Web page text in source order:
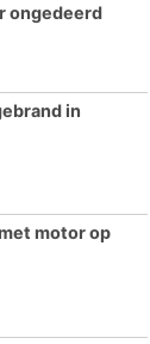
ongedeerd
in
motor op